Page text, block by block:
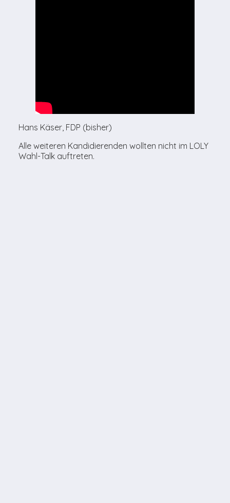
Hans Käser, FDP (bisher)
Alle weiteren Kandidierenden wollten nicht im LOLY
Wahl-Talk auftreten.